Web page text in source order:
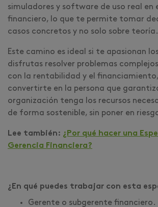
simuladores y software de uso real en
financiero, lo que te permite tomar
casos concretos y no solo sobre teoría.
Este camino es ideal si te apasionan
disfrutas resolver problemas
con la rentabilidad y el
convertirte en la persona que
organización tenga los recursos
de forma sostenible, sin poner en
Lee también: ¿Por qué hacer una
Gerencia Financiera?
¿En qué puedes trabajar con esta
Gerente o subgerente financiero.